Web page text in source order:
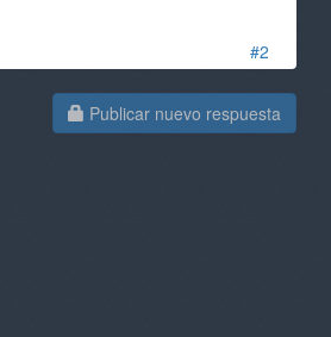
#2
Publicar nuevo respuesta